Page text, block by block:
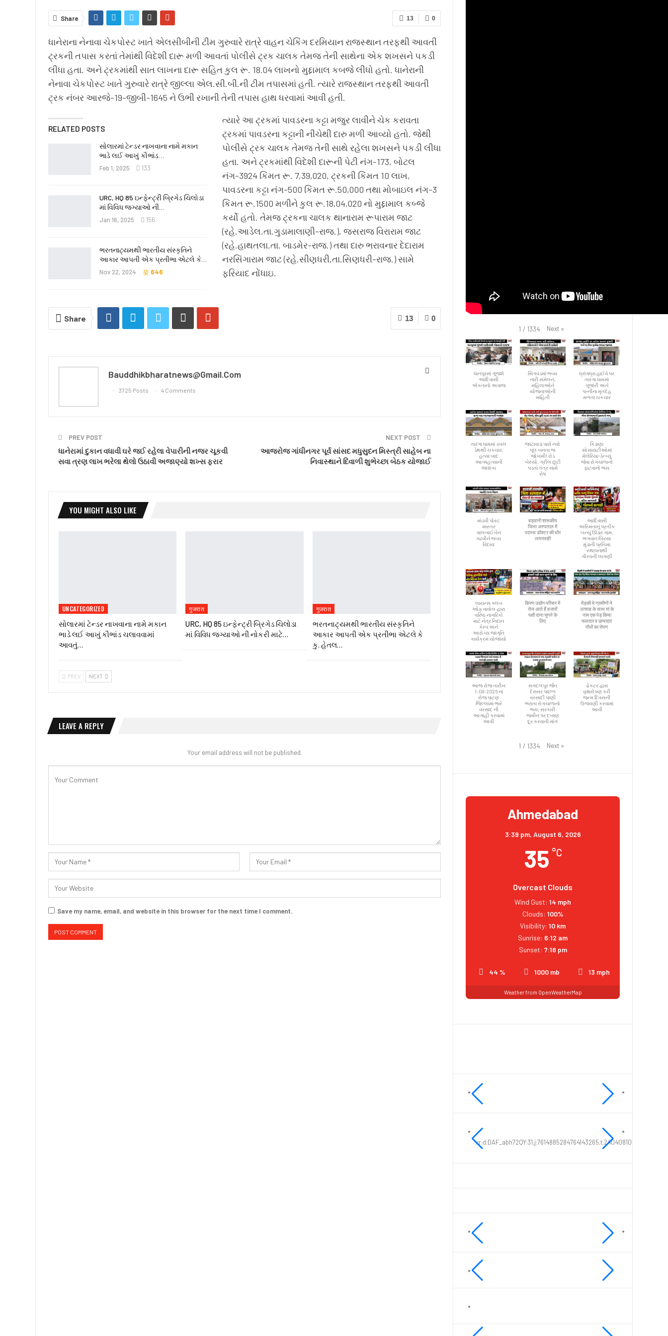
0
13
Share
ધાનેરાના નેનાવા ચેકપોસ્ટ ખાતે એલસીબીની ટીમ ગુરુવારે રાત્રે વાહન ચેકિંગ દરમિયાન રાજસ્થાન તરફથી આવતી
ટ્રકની તપાસ કરતાં તેમાંથી વિદેશી દારૂ મળી આવતાં પોલીસે ટ્રક ચાલક તેમજ તેની સાથેના એક શખસને પકડી
લીધા હતા. અને ટ્રકમાંથી સાત લાખના દારૂ સહિત કુલ રૂ. 18.04 લાખનો મુદ્દામાલ કબજે લીધો હતો. ધાનેરાની
નેનાવા ચેકપોસ્ટ ખાતે ગુરુવારે રાત્રે જીલ્લા એલ.સી.બી.ની ટીમ તપાસમાં હતી. ત્યારે રાજસ્થાન તરફથી આવતી
ટ્રક નંબર આરજે-19-જીબી-1645 ને ઉભી રખાની તેની તપાસ હાથ ધરવામાં આવી હતી.
RELATED POSTS
સોલારમાં ટેન્ડર નાખવાના નામે મકાન
ભાડે લઈ આખું કૌભાંડ…
Feb 1, 2025 133
URC, HQ 85 ઇન્ફેન્ટ્રી બ્રિગેડ ચિલોડા
માં વિવિધ જગ્યાઓ ની…
Jan 16, 2025 156
ભરતનાટ્યમથી ભારતીય સંસ્કૃતિને
આકાર આપતી એક પ્રતીભા એટલે કે‌…
Nov 22, 2024 646
ત્યારે આ ટ્રકમાં પાવડરના કટ્ટા મજુર લાવીને ચેક કરાવતા
ટ્રકમાં પાવડરના કટ્ટાની નીચેથી દારુ મળી આવ્યો હતો. જેથી
પોલીસે ટ્રક ચાલક તેમજ તેની સાથે રહેલા શખસને પકડી લીધા
હતા. અને ટ્રકમાંથી વિદેશી દારૂની પેટી નંગ-173, બોટલ
નંગ-3924 કિંમત રૂ. 7,39,020, ટ્રકની કિંમત 10 લાખ,
પાવડરના કટ્ટા નંગ-500 કિંમત રૂ.50,000 તથા મોબાઇલ નંગ-3
કિંમત રૂ.1500 મળીને કુલ રૂ.18,04,020 નો મુદ્દામાલ કબ્જે
કર્યો હતો. તેમજ ટ્રકના ચાલક થાનારામ રૂપારામ જાટ
(રહે.આડેલ,તા.ગુડામાલાણી-રાજ.), જસરાજ વિરારામ જાટ
(રહે.હાથતલા,તા. બાડમેર-રાજ.) તથા દારુ ભરાવનાર દેદારામ
નરસિંગારામ જાટ (રહે.સીણધરી,તા.સિણધરી-રાજ.) સામે
ફરિયાદ નોંધાઇ.
0
13
Share
Bauddhikbharatnews@gmail.com
3725 Posts 4 Comments
PREV POST
ધાનેરામાં દુકાન વધાવી ઘરે જઈ રહેલા વેપારીની નજર ચૂકવી
સવા ત્રણ લાખ ભરેલા થેલો ઉઠાવી અજાણ્યો શખ્સ ફરાર
NEXT POST
આજરોજ ગાંધીનગર પૂર્વ સાંસદ મધુસુદન મિસ્ત્રી સાહેબ ના
નિવાસ્થાને દિવાળી શુભેચ્છા બેઠક યોજાઈ
YOU MIGHT ALSO LIKE
UNCATEGORIZED
સોલારમાં ટેન્ડર નાખવાના નામે મકાન
ભાડે લઈ આખું કૌભાંડ ચલાવવામાં
આવતું…
गुजरात
URC, HQ 85 ઇન્ફેન્ટ્રી બ્રિગેડ ચિલોડા
માં વિવિધ જગ્યાઓ ની નોકરી માટે…
गुजरात
ભરતનાટ્યમથી ભારતીય સંસ્કૃતિને
આકાર આપતી એક પ્રતીભા એટલે કે‌
કુ. હેતલ…
PREV NEXT
LEAVE A REPLY
Your email address will not be published.
Save my name, email, and website in this browser for the next time I comment.
1 / 1334 Next »
ધાનપુરમાં ગૂંજશે
આદિવાસી
એકતાનો અવાજ
સિંગવડમાં ભવ્ય
નારી સંમેલન,
મહિલાઓને
યોજનાઓની
માહિતી
ધ્રાંગધ્રા હાઈવે પર
તારંગા ધામમાં
પૂજારી અને
પત્નીના મૃતદેહ
મળતા ચકચાર
તારંગા ધામમાં ડબલ
ડેથથી ચકચાર,
હત્યા બાદ
આત્મહત્યાની
આશંકા
જાટાવાડા પાસે નવો
પૂલ બનતા જ
જોખમી! રોડ
બેસ્યો, ગ્રીલ છૂટી
પડતાં તંત્ર સામે
રોષ
કિડાણા
સોસાયટીઓમાં
મેલેરિયા-ડેન્ગ્યુ
જેવા રોગચાળાનો
ફાટવાનો ભય
માંડવી પોસ્ટ
માસ્તર
વાલબાઈબેન
ગઢવીને ભવ્ય
વિદાય
बड़वानी शासकीय
जिला अस्पताल में
पदस्थ डॉक्टर की घोर
लापरवाही
આદિવાસી
અસ્મિતાનું પ્રતીક
બન્યું ઊંડાર ગામ,
ભગવાન બિરસા
મુંડાની પ્રતિમા
સ્થાપનાથી
ગૌરવની લાગણી
લાયન્સ ક્લબ
ઓફ વાવોલ દ્વારા
વરિષ્ઠ નાગરિકો
માટે નેત્ર નિદાન
કેમ્પ અને
આરોગ્ય જાગૃતિ
કાર્યક્રમ યોજાયો
किरण उद्योग परिसर में
रोज आते हैं हजारों
पक्षी दाना चुगने के
लिए
मेंड़की मे ग्रामीणों ने
उत्साह के साथ मां के
नाम एक पेड़ किया
फलदार व छायादार
पौधों का रोपण
આજ રોજ તારીખ
1:08:2026 ના
રોજ પાટણ
જિલ્લામાં ભારે
વરસાદ ની
આગાહી કરવામાં
આવી
સગદલપુર જૈન
દેરાસર પાછળ
વરસાદી પાણી
ભરાતા રોગચાળાનો
ભય; સરકારી
જમીન પર દબાણ
દૂર કરવાની માંગ
ડોકટર દ્વારા
વૃક્ષારોપણ કરી
જન્મ દિવસની
ઉજવણી કરવામાં
આવી
1 / 1334 Next »
Ahmedabad
3:39 pm, August 6, 2026
35 °C
Overcast Clouds
44 % 1000 mb 13 mph
Wind Gust: 14 mph
Clouds: 100%
Visibility: 10 km
Sunrise: 6:12 am
Sunset: 7:18 pm
Weather from OpenWeatherMap
xr:d:DAF_abh72QY:31,j:7614885284764143265,t:24040810